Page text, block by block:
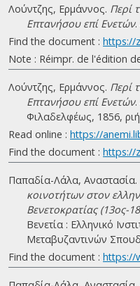
Λούντζης, Ερμάννος. Περί
Επτανήσου επί Ενετών
Find the document : https://
Note : Réimpr. de l'édition
Λούντζης, Ερμάννος. Περί
Επτανήσου επί Ενετών.
Φιλαδελφέως, 1856,
Read online : https://
Find the document : https://
Παπαδία-Λάλα, Αναστασία.
κοινοτήτων στον
Βενετοκρατίας (13ος-
Βενετία : Ελληνικό
Μεταβυζαντινών
Find the document : https://